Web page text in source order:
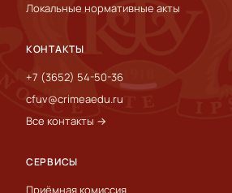
Локальные нормативные акты
КОНТАКТЫ
+7 (3652) 54-50-36
cfuv@crimeaedu.ru
Все контакты →
СЕРВИСЫ
Приёмная комиссия